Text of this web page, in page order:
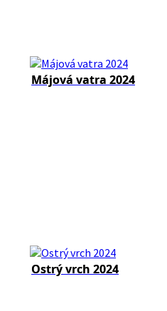
Májová vatra 2024
Ostrý vrch 2024